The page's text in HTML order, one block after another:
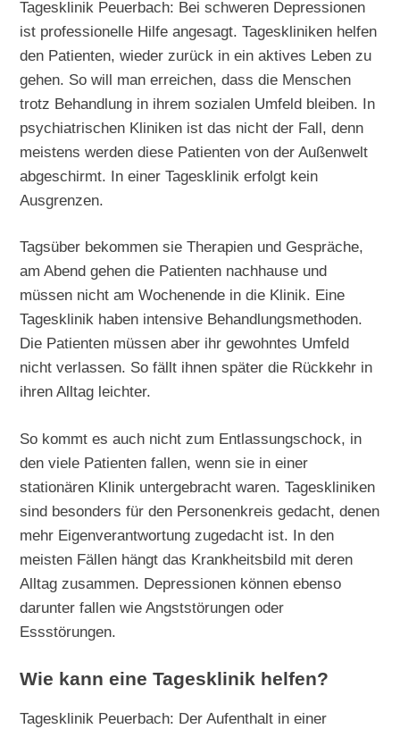
Tagesklinik Peuerbach: Bei schweren Depressionen
ist professionelle Hilfe angesagt. Tageskliniken helfen
den Patienten, wieder zurück in ein aktives Leben zu
gehen. So will man erreichen, dass die Menschen
trotz Behandlung in ihrem sozialen Umfeld bleiben. In
psychiatrischen Kliniken ist das nicht der Fall, denn
meistens werden diese Patienten von der Außenwelt
abgeschirmt. In einer Tagesklinik erfolgt kein
Ausgrenzen.
Tagsüber bekommen sie Therapien und Gespräche,
am Abend gehen die Patienten nachhause und
müssen nicht am Wochenende in die Klinik. Eine
Tagesklinik haben intensive Behandlungsmethoden.
Die Patienten müssen aber ihr gewohntes Umfeld
nicht verlassen. So fällt ihnen später die Rückkehr in
ihren Alltag leichter.
So kommt es auch nicht zum Entlassungschock, in
den viele Patienten fallen, wenn sie in einer
stationären Klinik untergebracht waren. Tageskliniken
sind besonders für den Personenkreis gedacht, denen
mehr Eigenverantwortung zugedacht ist. In den
meisten Fällen hängt das Krankheitsbild mit deren
Alltag zusammen. Depressionen können ebenso
darunter fallen wie Angststörungen oder
Essstörungen.
Wie kann eine Tagesklinik helfen?
Tagesklinik Peuerbach: Der Aufenthalt in einer